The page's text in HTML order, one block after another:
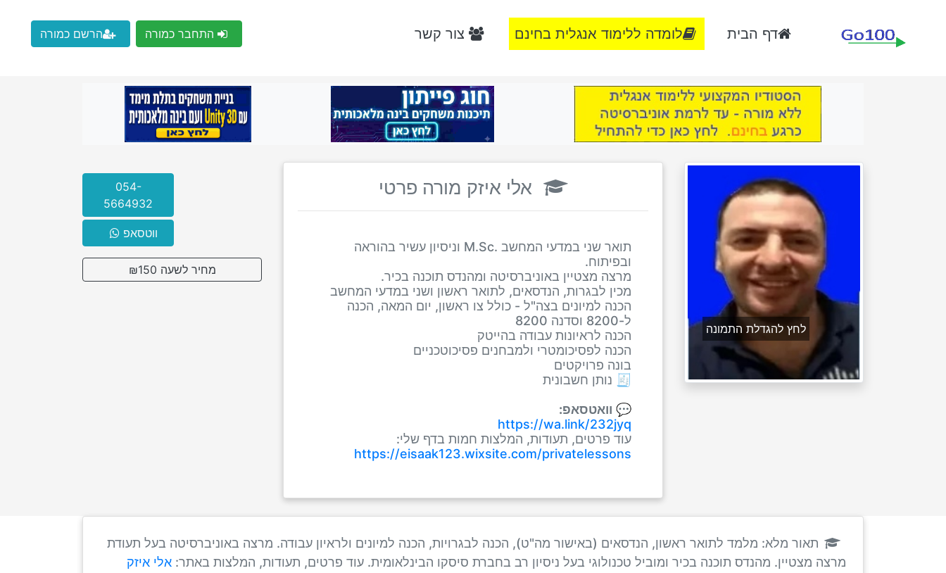
דף הבית לומדה ללימוד אנגלית בחינם צור קשר התחבר כמורה הרשם כמורה
לחץ להגדלת התמונה
אלי איזק מורה פרטי
תואר שני במדעי המחשב .M.Sc וניסיון עשיר בהוראה
ובפיתוח.
מרצה מצטיין באוניברסיטה ומהנדס תוכנה בכיר.
מכין לבגרות, הנדסאים, לתואר ראשון ושני במדעי המחשב
הכנה למיונים בצה"ל - כולל צו ראשון, יום המאה, הכנה
ל-8200 וסדנה 8200
הכנה לראיונות עבודה בהייטק
הכנה לפסיכומטרי ולמבחנים פסיכוטכניים
בונה פרויקטים
🧾 נותן חשבונית
💬 וואטסאפ:
https://wa.link/232jyq
עוד פרטים, תעודות, המלצות חמות בדף שלי:
https://eisaak123.wixsite.com/privatelessons
054-
5664932
ווטסאפ
מחיר לשעה ₪150
תאור מלא: מלמד לתואר ראשון, הנדסאים (באישור מה"ט), הכנה לבגרויות, הכנה למיונים ולראיון עבודה. מרצה באוניברסיטה בעל תעודת
מרצה מצטיין. מהנדס תוכנה בכיר ומוביל טכנולוגי בעל ניסיון רב בחברת סיסקו הבינלאומית. עוד פרטים, תעודות, המלצות באתר: אלי איזק